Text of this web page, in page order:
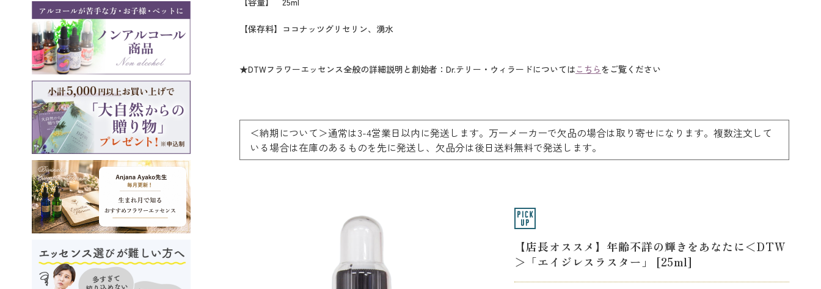
【保存料】ココナッツグリセリン、湧水
★DTWフラワーエッセンス全般の詳細説明と創始者：Dr.テリー・ウィラードについてはこちらをご覧ください
＜納期について＞通常は3-4営業日以内に発送します。万一メーカーで欠品の場合は取り寄せになります。複数注文して
いる場合は在庫のあるものを先に発送し、欠品分は後日送料無料で発送します。
【店長オススメ】年齢不詳の輝きをあなたに＜DTW
＞「エイジレスラスター」 [25ml]